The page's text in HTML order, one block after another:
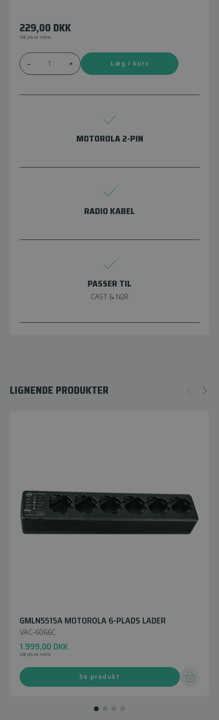
229,00 DKK
Vejl. pris ex. moms
– + Læg i kurv
MOTOROLA 2-PIN
RADIO KABEL
PASSER TIL
CAST & N2R
LIGNENDE PRODUKTER
GMLN5515A MOTOROLA 6-PLADS LADER
VAC-6066C
1.999,00 DKK
Vejl. pris ex. moms
Se produkt